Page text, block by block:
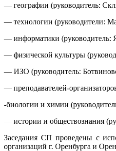
— географии (руководитель:
— технологии (руководители:
— информатики (руководитель:
— физической культуры
— ИЗО (руководитель:
— преподавателей-
-биологии и химии
— истории и обществознания
Заседания СП проведены с
организаций г. Оренбурга и